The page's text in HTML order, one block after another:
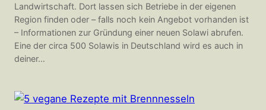
Landwirtschaft. Dort lassen sich Betriebe in der eigenen
Region finden oder – falls noch kein Angebot vorhanden ist
– Informationen zur Gründung einer neuen Solawi abrufen.
Eine der circa 500 Solawis in Deutschland wird es auch in
deiner…